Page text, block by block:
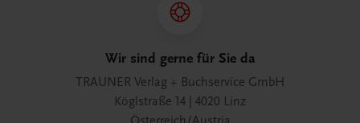
Wir sind gerne für Sie da
TRAUNER Verlag + Buchservice GmbH
Köglstraße 14 | 4020 Linz